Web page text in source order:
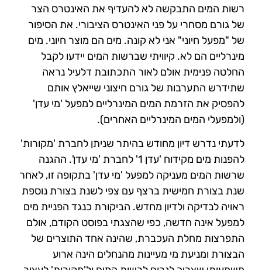
רשות המים התבקשה לא להעדיף את האינטרס הצר
של גורם מסחרי על פני האינטרס הציבורי. את הסיפור
של "מפעל חיוני" אני לא קונה. מים הם מוצר חיוני. מים
מינרליים הם לא. קיוויתי שברשות המים יידעו לקבל
החלטה פנימית אולם לאור התכתובת דלעיל נראה
שתידרש התערבות של גורם חיצוני שייאלץ אותם
להפסיק את הזרמת המים המינרליים למפעל 'מי עדן'
(ולמפעלי המים המינרליים האחרים).
לדעתי נדרש דיון מחודש בהיתר שניתן לחברת 'מקורות'
להפנות מים מקידוח 'עדן 1' לחברת 'מי עדן'.
ההגנה
שרשות המים מעניקה למפעל 'מי עדן' בתקופה זו, לאחר
שנת בצורת חמישית ברצף עם צפי לשנת בצורת נוספת
ראויה לבדיקה ולדיון מחדש. הביקורת כנגד הפניית מים
למפעל אינה חדשה, כפי שהצגתי בפוסט הקודם, אולם
התפרצות מחלת העכברת, שהינה אחד התוצרים של
הבצורת ומניעת מי מעיינות מהנחלים הינה ארוע